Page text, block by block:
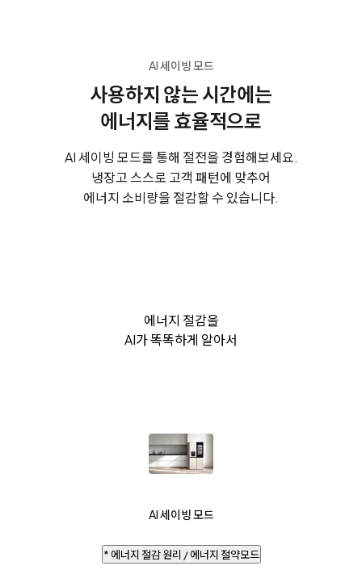
AI 세이빙 모드
사용하지 않는 시간에는
에너지를 효율적으로
AI 세이빙 모드를 통해 절전을 경험해보세요.
냉장고 스스로 고객 패턴에 맞추어
에너지 소비량을 절감할 수 있습니다.
에너지 절감을
AI가 똑똑하게 알아서
AI 세이빙 모드
* 에너지 절감 원리 / 에너지 절약모드